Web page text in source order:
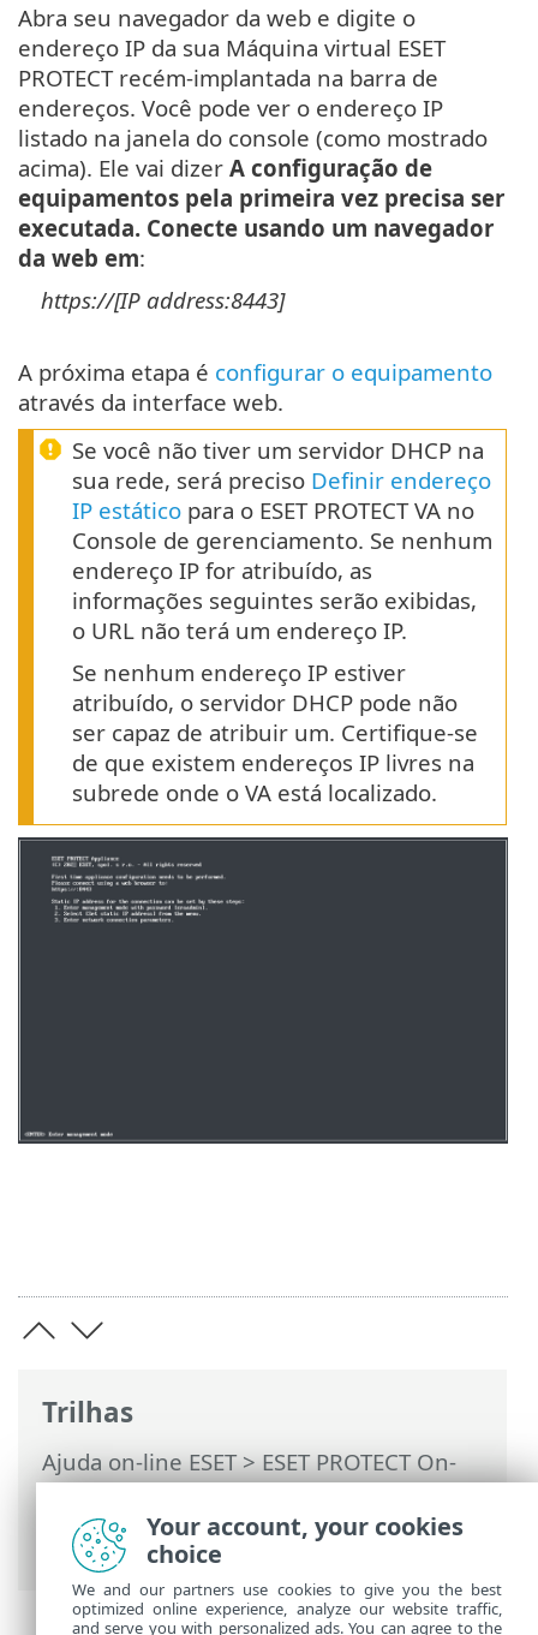
Trilhas
Ajuda on-line ESET>ESET PROTECT On-
Prem>Implante a máquina virtual ESET
PROTECT
> Estação de
trabalho/Reprodutor VMware
Abra seu navegador da web e digite o
endereço IP da sua Máquina virtual ESET
PROTECT recém-implantada na barra de
endereços. Você pode ver o endereço IP
listado na janela do console (como mostrado
acima). Ele vai dizer A configuração de
equipamentos pela primeira vez precisa ser
executada. Conecte usando um navegador
da web em:
https://[IP address:8443]
A próxima etapa é configurar o equipamento
através da interface web.
Se você não tiver um servidor DHCP na
sua rede, será preciso Definir endereço
IP estático para o ESET PROTECT VA no
Console de gerenciamento. Se nenhum
endereço IP for atribuído, as
informações seguintes serão exibidas,
o URL não terá um endereço IP.
Se nenhum endereço IP estiver
atribuído, o servidor DHCP pode não
ser capaz de atribuir um. Certifique-se
de que existem endereços IP livres na
subrede onde o VA está localizado.
Your account, your cookies
choice
We and our partners use cookies to give you the best
optimized online experience, analyze our website traffic,
and serve you with personalized ads. You can agree to the